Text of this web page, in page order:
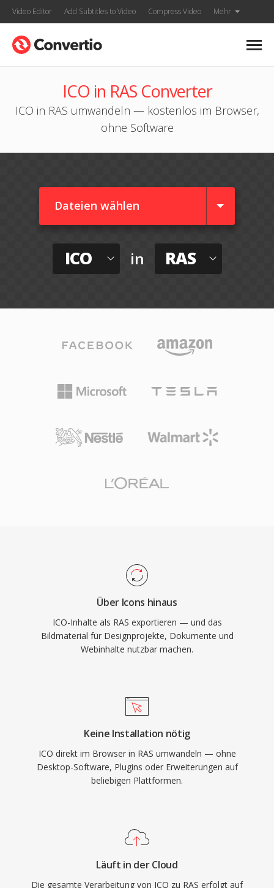
Video Editor Add Subtitles to Video Compress Video Mehr
ICO in RAS Converter
ICO in RAS umwandeln — kostenlos im Browser,
ohne Software
Dateien wählen
ICO in RAS
Über Icons hinaus
ICO-Inhalte als RAS exportieren — und das
Bildmaterial für Designprojekte, Dokumente und
Webinhalte nutzbar machen.
Keine Installation nötig
ICO direkt im Browser in RAS umwandeln — ohne
Desktop-Software, Plugins oder Erweiterungen auf
beliebigen Plattformen.
Läuft in der Cloud
Die gesamte Verarbeitung von ICO zu RAS erfolgt auf